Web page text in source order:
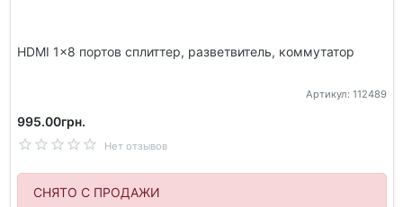
HDMI 1x8 портов сплиттер, разветвитель, коммутатор
Артикул: 112489
995.00грн.
Нет отзывов
СНЯТО С ПРОДАЖИ